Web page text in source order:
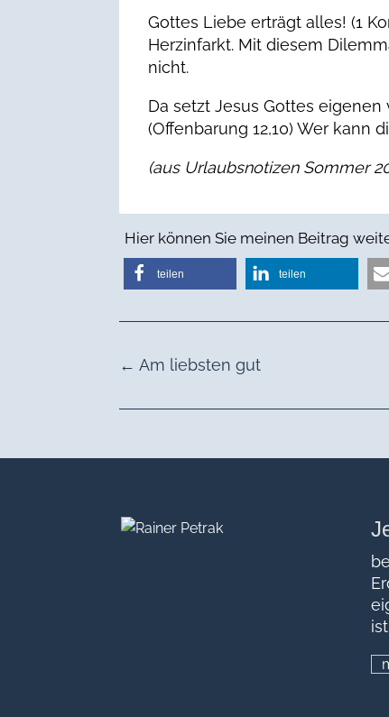
Gottes Liebe erträgt alles! (1
Herzinfarkt. Mit diesem
nicht.
Da setzt Jesus Gottes
(Offenbarung 12,10) Wer kann
(aus Urlaubsnotizen Sommer
Hier können Sie meinen Beitrag
teilen teilen
← Am liebsten gut